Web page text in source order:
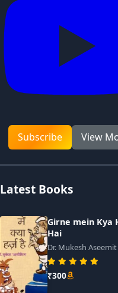
Subscribe View
Latest Books
Girne mein Kya
Hai
Dr. Mukesh Aseemit
₹300